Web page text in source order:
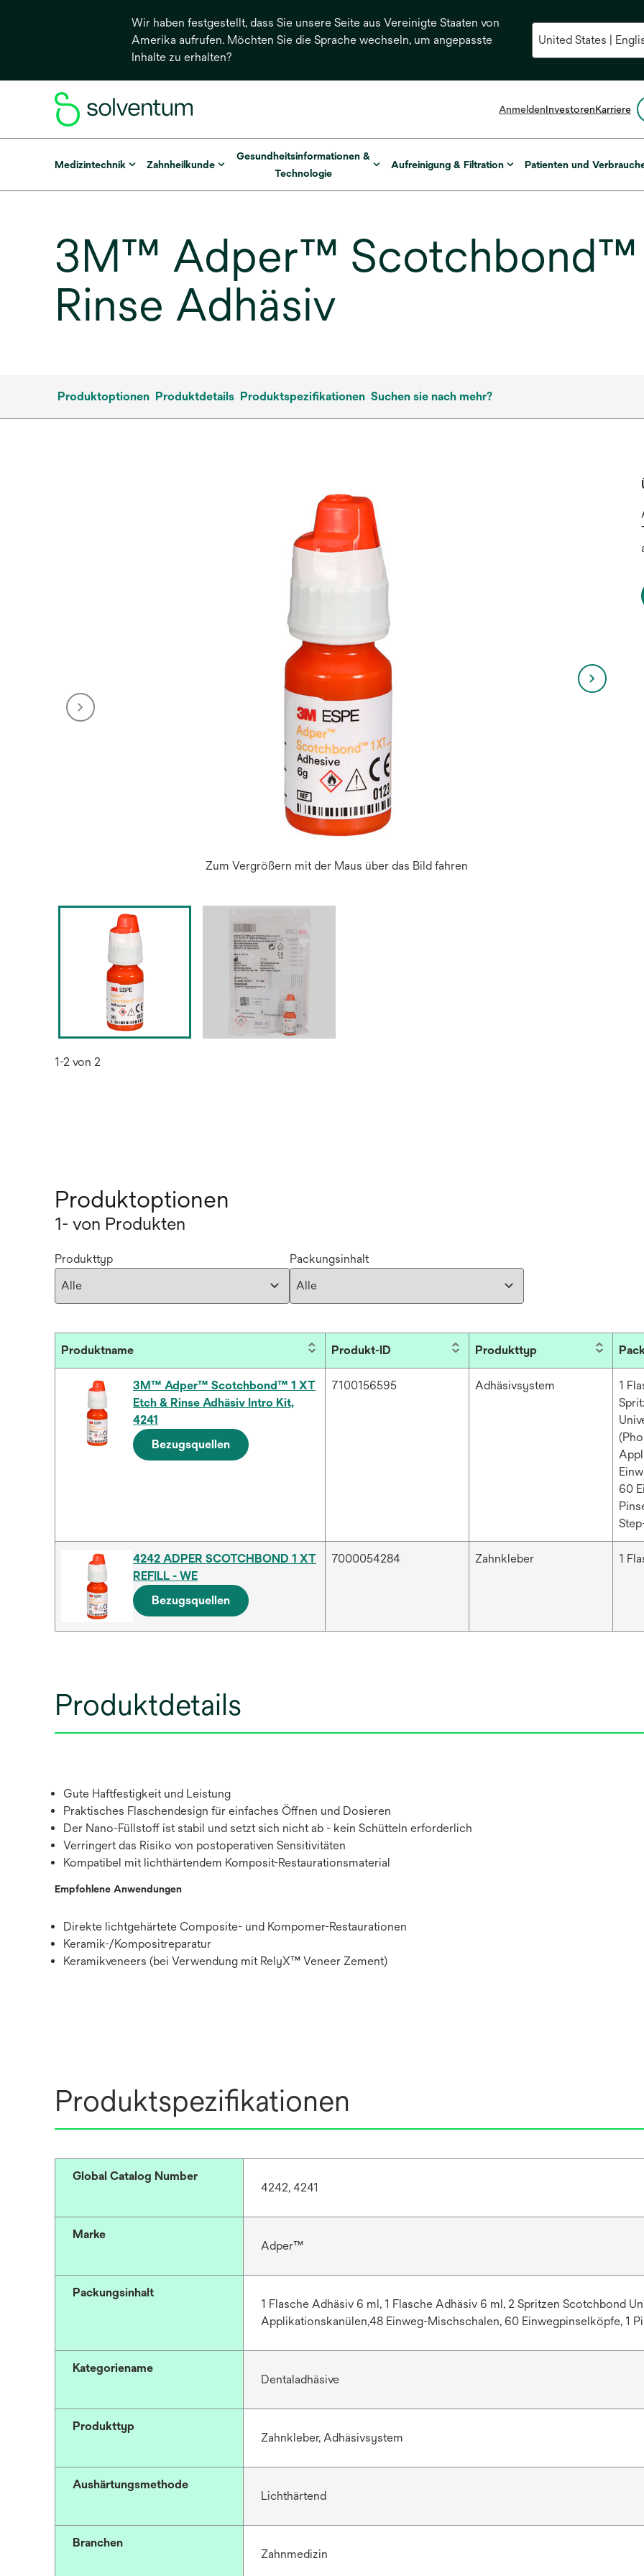
Wir haben festgestellt, dass Sie unsere Seite aus Vereinigte Staaten von
Amerika aufrufen. Möchten Sie die Sprache wechseln, um angepasste
Inhalte zu erhalten?
AnmeldenInvestorenKarriere
Medizintechnik Zahnheilkunde
Gesundheitsinformationen &
Technologie
Aufreinigung & Filtration Patienten und
3M™ Adper™ Scotchbond™
Rinse Adhäsiv
Produktoptionen Produktdetails Produktspezifikationen Suchen sie nach mehr?
Zum Vergrößern mit der Maus über das Bild fahren
1-2 von 2
Produktoptionen
1- von Produkten
Produkttyp Packungsinhalt
Produktname Produkt-ID Produkttyp
3M™ Adper™ Scotchbond™ 1 XT
Etch & Rinse Adhäsiv Intro Kit,
4241
Bezugsquellen
7100156595 Adhäsivsystem
1
60
4242 ADPER SCOTCHBOND 1 XT
REFILL - WE
Bezugsquellen
7000054284 Zahnkleber 1
Produktdetails
Gute Haftfestigkeit und Leistung
Praktisches Flaschendesign für einfaches Öffnen und Dosieren
Der Nano-Füllstoff ist stabil und setzt sich nicht ab - kein Schütteln erforderlich
Verringert das Risiko von postoperativen Sensitivitäten
Kompatibel mit lichthärtendem Komposit-Restaurationsmaterial
Empfohlene Anwendungen
Direkte lichtgehärtete Composite- und Kompomer-Restaurationen
Keramik-/Kompositreparatur
Keramikveneers (bei Verwendung mit RelyX™ Veneer Zement)
Produktspezifikationen
Global Catalog Number
4242, 4241
Marke
Adper™
Packungsinhalt
1 Flasche Adhäsiv 6 ml, 1 Flasche Adhäsiv 6 ml, 2 Spritzen Scotchbond
Applikationskanülen,48 Einweg-Mischschalen, 60 Einwegpinselköpfe, 1
Kategoriename
Dentaladhäsive
Produkttyp
Zahnkleber, Adhäsivsystem
Aushärtungsmethode
Lichthärtend
Branchen
Zahnmedizin